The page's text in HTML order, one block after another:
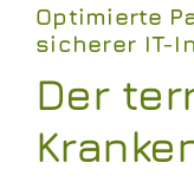
Optimierte
sicherer IT-
Der